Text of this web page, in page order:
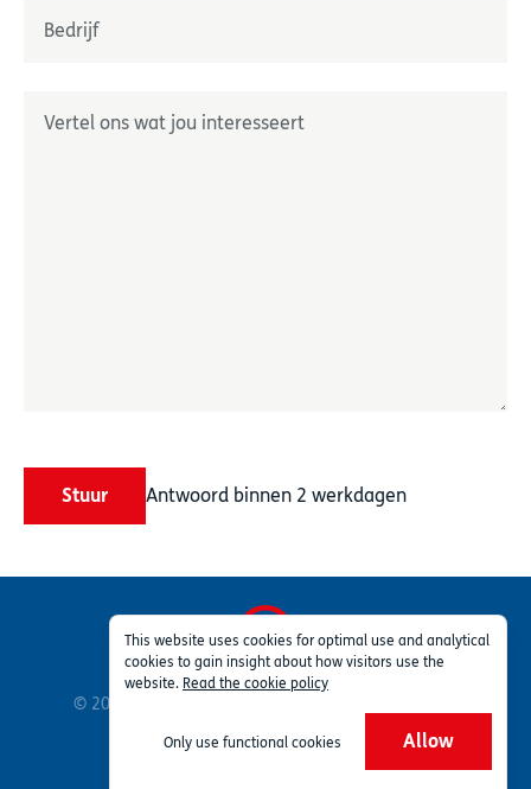
This website uses cookies for optimal use and analytical
cookies to gain insight about how visitors use the
website. Read the cookie policy
Only use functional cookies Allow
Stuur Antwoord binnen 2 werkdagen
PrivacyVoorwaardenDeel van TSG Group
© 2026 Profleet ™ Inc. Alle rechten voorbehouden.
ISO 9001:2015
ISO 14001:2015